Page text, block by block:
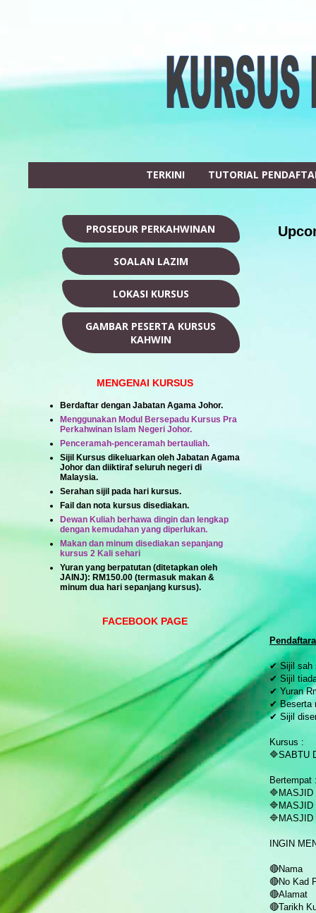
TERKINI TUTORIAL
✔ Sijil sah
✔ Sijil
✔ Yuran
✔ Beserta
✔ Sijil
Kursus :
🔷SABTU
🔷MASJID
🔷MASJID
🔷MASJID
INGIN
🔴Nama
🔴No Kad
🔴Alamat
🔴Tarikh
PROSEDUR PERKAHWINAN
SOALAN LAZIM
LOKASI KURSUS
GAMBAR PESERTA KURSUS
KAHWIN
MENGENAI KURSUS
Berdaftar dengan Jabatan Agama Johor.
Menggunakan Modul Bersepadu Kursus Pra
Perkahwinan Islam Negeri Johor.
Penceramah-penceramah bertauliah.
Sijil Kursus dikeluarkan oleh Jabatan Agama
Johor dan diiktiraf seluruh negeri di
Malaysia.
Serahan sijil pada hari kursus.
Fail dan nota kursus disediakan.
Dewan Kuliah berhawa dingin dan lengkap
dengan kemudahan yang diperlukan.
Makan dan minum disediakan sepanjang
kursus 2 Kali sehari
Yuran yang berpatutan (ditetapkan oleh
JAINJ): RM150.00 (termasuk makan &
minum dua hari sepanjang kursus).
FACEBOOK PAGE